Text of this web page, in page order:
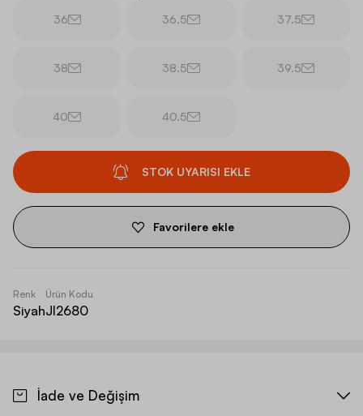
36 36.5 37.5
38 38.5 39.5
40 40.5
STOK UYARISI EKLE
Favorilere ekle
Renk
Siyah
Ürün Kodu
JI2680
İade ve Değişim